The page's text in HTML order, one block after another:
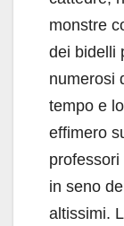
monstre
dei bidelli
numerosi
tempo e
effimero
in seno
altissimi.